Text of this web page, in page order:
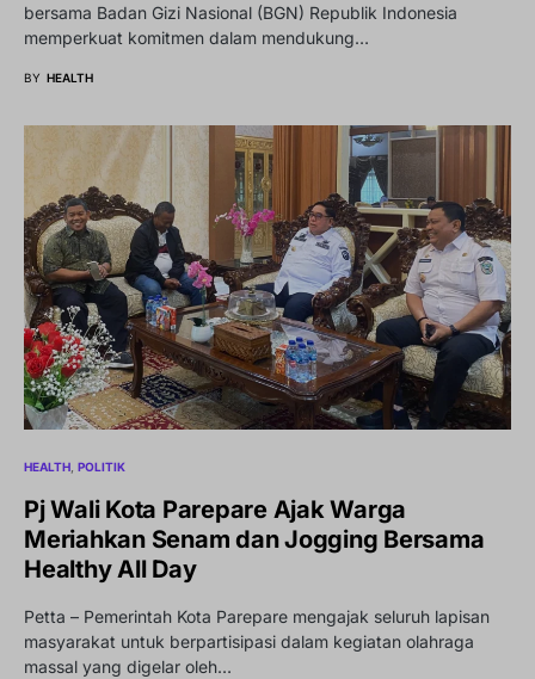
bersama Badan Gizi Nasional (BGN) Republik Indonesia
memperkuat komitmen dalam mendukung…
BY HEALTH
HEALTH POLITIK
Pj Wali Kota Parepare Ajak Warga
Meriahkan Senam dan Jogging Bersama
Healthy All Day
Petta – Pemerintah Kota Parepare mengajak seluruh lapisan
masyarakat untuk berpartisipasi dalam kegiatan olahraga
massal yang digelar oleh…